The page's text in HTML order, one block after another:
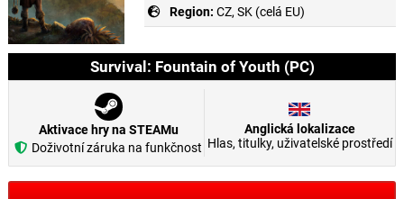
Region: CZ, SK (celá EU)
Survival: Fountain of Youth (PC)
Aktivace hry na STEAMu
Doživotní záruka na funkčnost
Anglická lokalizace
Hlas, titulky, uživatelské prostředí